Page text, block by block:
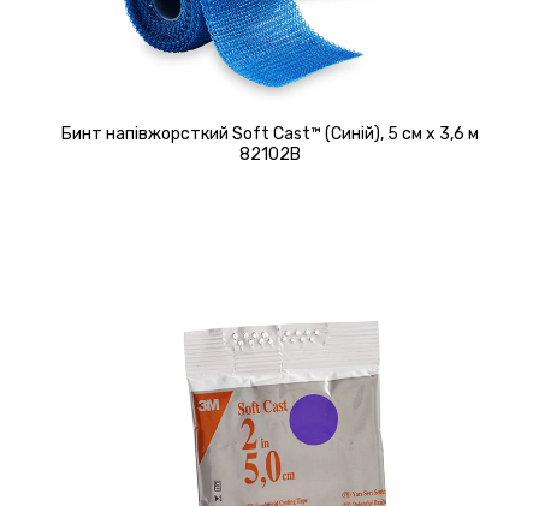
Бинт напівжорсткий Soft Cast™ (Синій), 5 см х 3,6 м
82102B